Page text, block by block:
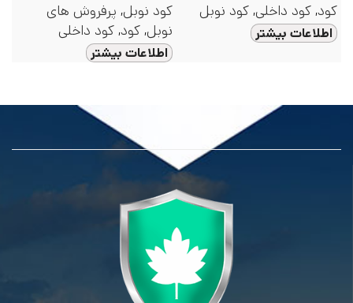
کود,کود داخلی,کود نوبل
اطلاعات بیشتر
کود نوبل, پرفروش های
نوبل,کود,کود داخلی
اطلاعات بیشتر